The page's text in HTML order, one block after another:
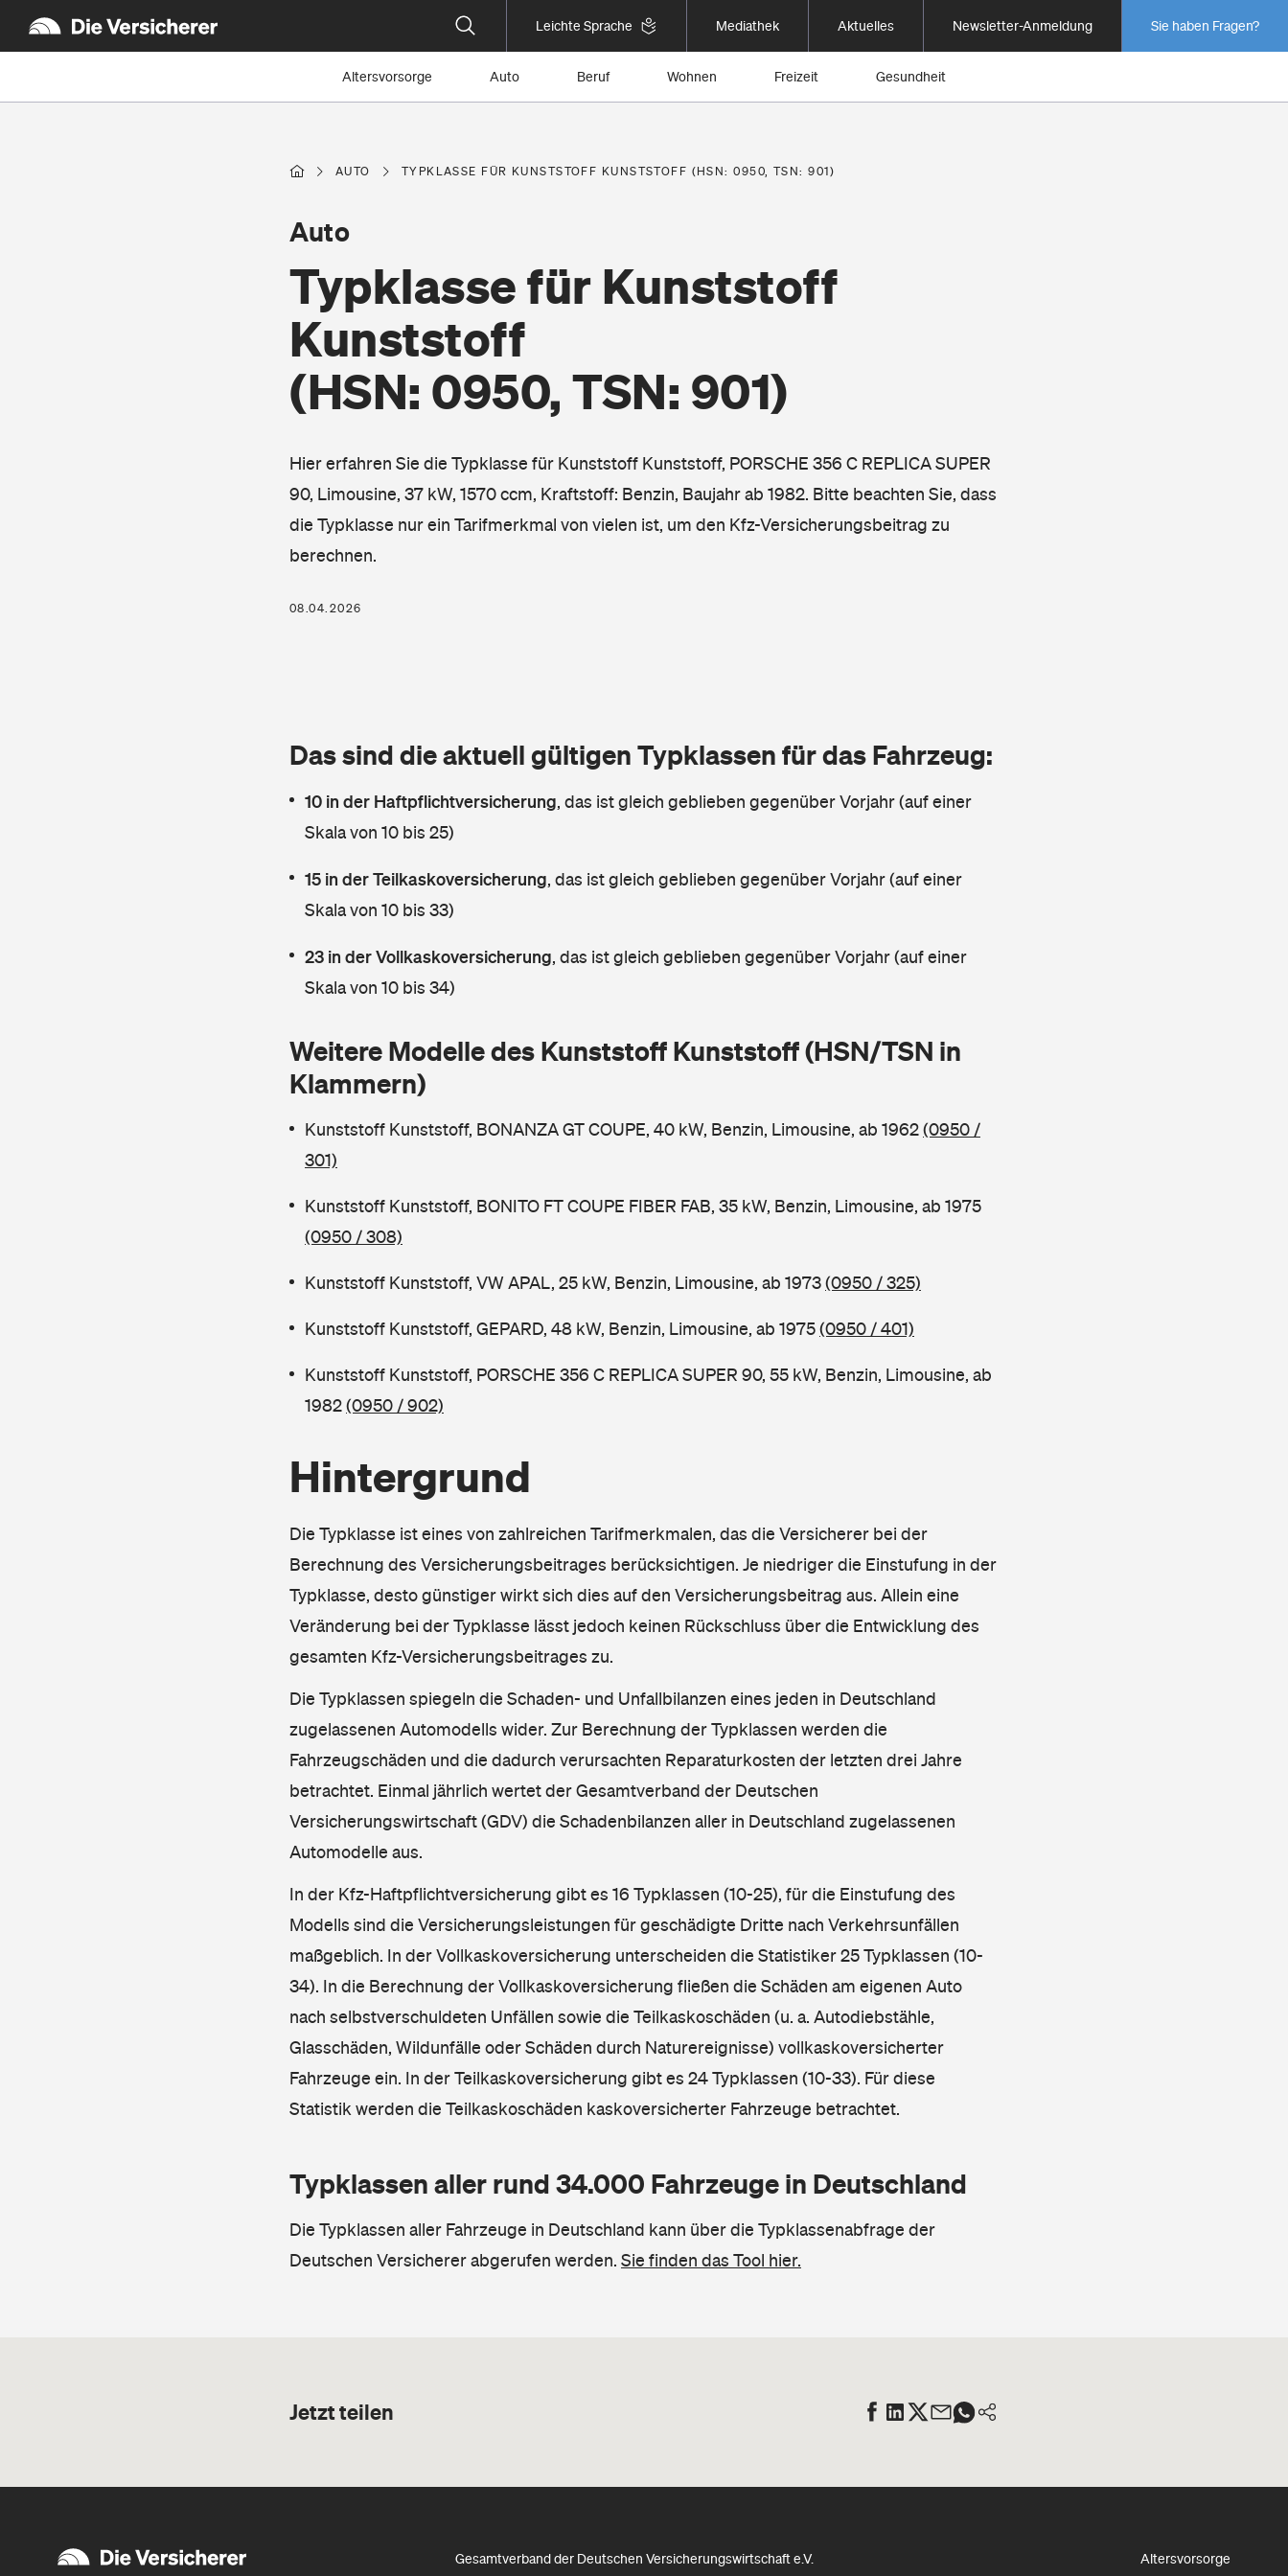
Leichte Sprache Mediathek Aktuelles Newsletter-Anmeldung Sie haben Fragen?
Altersvorsorge Auto Beruf Wohnen Freizeit Gesundheit
AUTO TYPKLASSE FÜR KUNSTSTOFF KUNSTSTOFF (HSN: 0950, TSN: 901)
Typklasse für Kunststoff
Kunststoff
(HSN: 0950, TSN: 901)
Auto
Hier erfahren Sie die Typklasse für Kunststoff Kunststoff, PORSCHE 356 C REPLICA SUPER
90, Limousine, 37 kW, 1570 ccm, Kraftstoff: Benzin, Baujahr ab 1982. Bitte beachten Sie, dass
die Typklasse nur ein Tarifmerkmal von vielen ist, um den Kfz-Versicherungsbeitrag zu
berechnen.
08.04.2026
Das sind die aktuell gültigen Typklassen für das Fahrzeug:
10 in der Haftpflichtversicherung, das ist gleich geblieben gegenüber Vorjahr (auf einer
Skala von 10 bis 25)
15 in der Teilkaskoversicherung, das ist gleich geblieben gegenüber Vorjahr (auf einer
Skala von 10 bis 33)
23 in der Vollkaskoversicherung, das ist gleich geblieben gegenüber Vorjahr (auf einer
Skala von 10 bis 34)
Weitere Modelle des Kunststoff Kunststoff (HSN/TSN in
Klammern)
Kunststoff Kunststoff, BONANZA GT COUPE, 40 kW, Benzin, Limousine, ab 1962(0950 /
301)
Kunststoff Kunststoff, BONITO FT COUPE FIBER FAB, 35 kW, Benzin, Limousine, ab 1975
(0950 / 308)
Kunststoff Kunststoff, VW APAL, 25 kW, Benzin, Limousine, ab 1973(0950 / 325)
Kunststoff Kunststoff, GEPARD, 48 kW, Benzin, Limousine, ab 1975(0950 / 401)
Kunststoff Kunststoff, PORSCHE 356 C REPLICA SUPER 90, 55 kW, Benzin, Limousine, ab
1982(0950 / 902)
Hintergrund
Die Typklasse ist eines von zahlreichen Tarifmerkmalen, das die Versicherer bei der
Berechnung des Versicherungsbeitrages berücksichtigen. Je niedriger die Einstufung in der
Typklasse, desto günstiger wirkt sich dies auf den Versicherungsbeitrag aus. Allein eine
Veränderung bei der Typklasse lässt jedoch keinen Rückschluss über die Entwicklung des
gesamten Kfz-Versicherungsbeitrages zu.
Die Typklassen spiegeln die Schaden- und Unfallbilanzen eines jeden in Deutschland
zugelassenen Automodells wider. Zur Berechnung der Typklassen werden die
Fahrzeugschäden und die dadurch verursachten Reparaturkosten der letzten drei Jahre
betrachtet. Einmal jährlich wertet der Gesamtverband der Deutschen
Versicherungswirtschaft (GDV) die Schadenbilanzen aller in Deutschland zugelassenen
Automodelle aus.
In der Kfz-Haftpflichtversicherung gibt es 16 Typklassen (10-25), für die Einstufung des
Modells sind die Versicherungsleistungen für geschädigte Dritte nach Verkehrsunfällen
maßgeblich. In der Vollkaskoversicherung unterscheiden die Statistiker 25 Typklassen (10-
34). In die Berechnung der Vollkaskoversicherung fließen die Schäden am eigenen Auto
nach selbstverschuldeten Unfällen sowie die Teilkaskoschäden (u. a. Autodiebstähle,
Glasschäden, Wildunfälle oder Schäden durch Naturereignisse) vollkaskoversicherter
Fahrzeuge ein. In der Teilkaskoversicherung gibt es 24 Typklassen (10-33). Für diese
Statistik werden die Teilkaskoschäden kaskoversicherter Fahrzeuge betrachtet.
Typklassen aller rund 34.000 Fahrzeuge in Deutschland
Die Typklassen aller Fahrzeuge in Deutschland kann über die Typklassenabfrage der
Deutschen Versicherer abgerufen werden. Sie finden das Tool hier.
Jetzt teilen
Gesamtverband der Deutschen Versicherungswirtschaft e.V. Altersvorsorge